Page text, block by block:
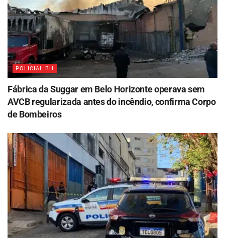
POLICIAL BH
Fábrica da Suggar em Belo Horizonte operava sem
AVCB regularizada antes do incêndio, confirma Corpo
de Bombeiros